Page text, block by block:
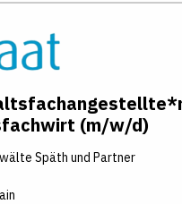
(m/w/d)
Späth und Partner